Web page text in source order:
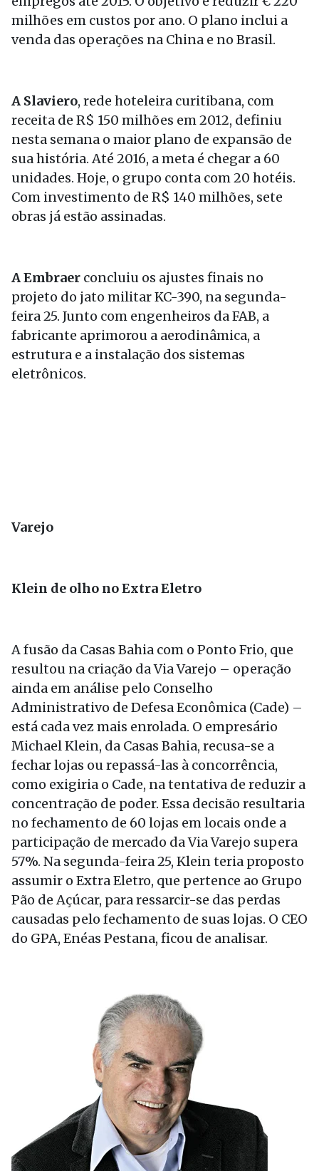
milhões em custos por ano. O plano inclui a
venda das operações na China e no Brasil.
A Slaviero, rede hoteleira curitibana, com
receita de R$ 150 milhões em 2012, definiu
nesta semana o maior plano de expansão de
sua história. Até 2016, a meta é chegar a 60
unidades. Hoje, o grupo conta com 20 hotéis.
Com investimento de R$ 140 milhões, sete
obras já estão assinadas.
A Embraer concluiu os ajustes finais no
projeto do jato militar KC-390, na segunda-
feira 25. Junto com engenheiros da FAB, a
fabricante aprimorou a aerodinâmica, a
estrutura e a instalação dos sistemas
eletrônicos.
Varejo
Klein de olho no Extra Eletro
A fusão da Casas Bahia com o Ponto Frio, que
resultou na criação da Via Varejo – operação
ainda em análise pelo Conselho
Administrativo de Defesa Econômica (Cade) –
está cada vez mais enrolada. O empresário
Michael Klein, da Casas Bahia, recusa-se a
fechar lojas ou repassá-las à concorrência,
como exigiria o Cade, na tentativa de reduzir a
concentração de poder. Essa decisão resultaria
no fechamento de 60 lojas em locais onde a
participação de mercado da Via Varejo supera
57%. Na segunda-feira 25, Klein teria proposto
assumir o Extra Eletro, que pertence ao Grupo
Pão de Açúcar, para ressarcir-se das perdas
causadas pelo fechamento de suas lojas. O CEO
do GPA, Enéas Pestana, ficou de analisar.